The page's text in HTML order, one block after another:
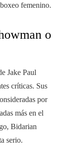
femenino.
o
Jake Paul
críticas. Sus
por
más en el
Bidarian
serio.